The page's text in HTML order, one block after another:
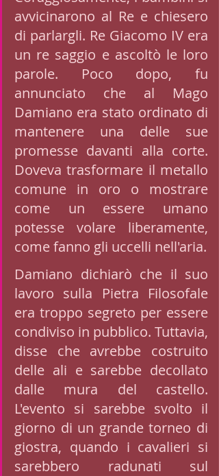
avvicinarono al Re e chiesero
di parlargli. Re Giacomo IV era
un re saggio e ascoltò le loro
parole. Poco dopo, fu
annunciato che al Mago
Damiano era stato ordinato di
mantenere una delle sue
promesse davanti alla corte.
Doveva trasformare il metallo
comune in oro o mostrare
come un essere umano
potesse volare liberamente,
Damiano dichiarò che il suo
lavoro sulla Pietra Filosofale
era troppo segreto per essere
condiviso in pubblico. Tuttavia,
disse che avrebbe costruito
delle ali e sarebbe decollato
dalle mura del castello.
L'evento si sarebbe svolto il
giorno di un grande torneo di
giostra, quando i cavalieri si
sarebbero radunati sul